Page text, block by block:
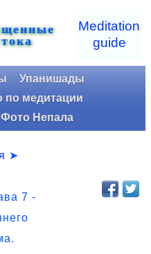
Meditation
guide
Упанишады
по медитации
Фото Непала
➤
7 -